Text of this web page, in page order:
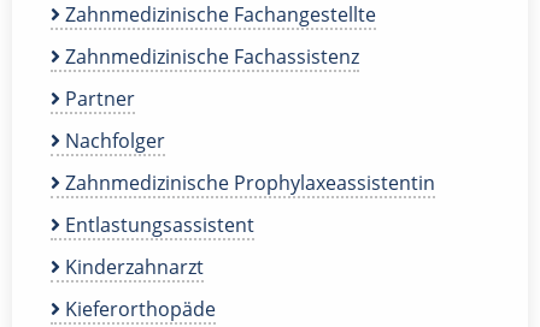
Zahnmedizinische Fachangestellte
Zahnmedizinische Fachassistenz
Partner
Nachfolger
Zahnmedizinische Prophylaxeassistentin
Entlastungsassistent
Kinderzahnarzt
Kieferorthopäde